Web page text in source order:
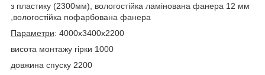
з пластику (2300мм), вологостійка ламінована фанера 12 мм
,вологостійка пофарбована фанера
Параметри: 4000х3400х2200
висота монтажу гірки 1000
довжина спуску 2200